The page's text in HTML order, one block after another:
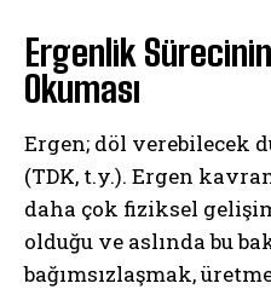
Ergenlik
Okuması
Ergen; döl verebilecek
(TDK, t.y.). Ergen
daha çok fiziksel
olduğu ve aslında bu
bağımsızlaşmak,